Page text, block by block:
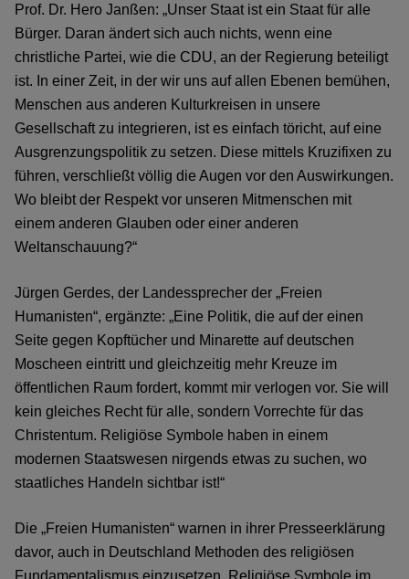
Prof. Dr. Hero Janßen: „Unser Staat ist ein Staat für alle
Bürger. Daran ändert sich auch nichts, wenn eine
christliche Partei, wie die CDU, an der Regierung beteiligt
ist. In einer Zeit, in der wir uns auf allen Ebenen bemühen,
Menschen aus anderen Kulturkreisen in unsere
Gesellschaft zu integrieren, ist es einfach töricht, auf eine
Ausgrenzungspolitik zu setzen. Diese mittels Kruzifixen zu
führen, verschließt völlig die Augen vor den Auswirkungen.
Wo bleibt der Respekt vor unseren Mitmenschen mit
einem anderen Glauben oder einer anderen
Weltanschauung?“
Jürgen Gerdes, der Landessprecher der „Freien
Humanisten“, ergänzte: „Eine Politik, die auf der einen
Seite gegen Kopftücher und Minarette auf deutschen
Moscheen eintritt und gleichzeitig mehr Kreuze im
öffentlichen Raum fordert, kommt mir verlogen vor. Sie will
kein gleiches Recht für alle, sondern Vorrechte für das
Christentum. Religiöse Symbole haben in einem
modernen Staatswesen nirgends etwas zu suchen, wo
staatliches Handeln sichtbar ist!“
Die „Freien Humanisten“ warnen in ihrer Presseerklärung
davor, auch in Deutschland Methoden des religiösen